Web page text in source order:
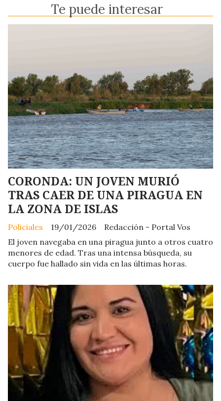
Te puede interesar
CORONDA: UN JOVEN MURIÓ
TRAS CAER DE UNA PIRAGUA EN
LA ZONA DE ISLAS
Redacción - Portal Vos
Policiales
19/01/2026
El joven navegaba en una piragua junto a otros cuatro
menores de edad. Tras una intensa búsqueda, su
cuerpo fue hallado sin vida en las últimas horas.